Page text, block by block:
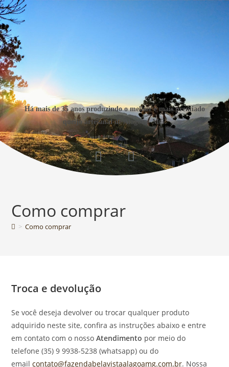
Há mais de 35 anos produzindo o melhor e mais premiado
queijo artesanal de Alagoa – MG.
Como comprar
> Como comprar
Troca e devolução
Se você deseja devolver ou trocar qualquer produto
adquirido neste site, confira as instruções abaixo e entre
em contato com o nossoAtendimento por meio do
telefone (35) 9 9938-5238 (whatsapp) ou do
emailcontato@fazendabelavistaalagoamg.com.br. Nossa